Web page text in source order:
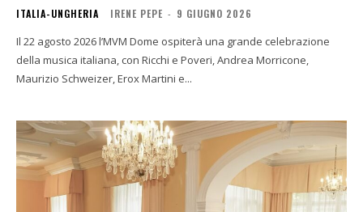
ITALIA-UNGHERIA IRENE PEPE - 9 GIUGNO 2026
Il 22 agosto 2026 l’MVM Dome ospiterà una grande celebrazione
della musica italiana, con Ricchi e Poveri, Andrea Morricone,
Maurizio Schweizer, Erox Martini e...